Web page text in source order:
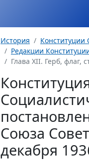
История Конституции
Редакции
Глава XII. Герб, флаг,
Союза
декабря